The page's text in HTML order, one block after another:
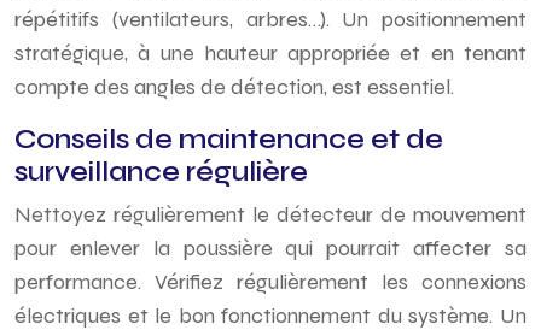
répétitifs (ventilateurs, arbres…). Un positionnement
stratégique, à une hauteur appropriée et en tenant
compte des angles de détection, est essentiel.
Conseils de maintenance et de
surveillance régulière
Nettoyez régulièrement le détecteur de mouvement
pour enlever la poussière qui pourrait affecter sa
performance. Vérifiez régulièrement les connexions
électriques et le bon fonctionnement du système. Un